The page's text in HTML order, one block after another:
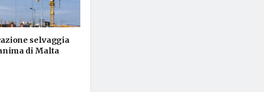
selvaggia
di Malta